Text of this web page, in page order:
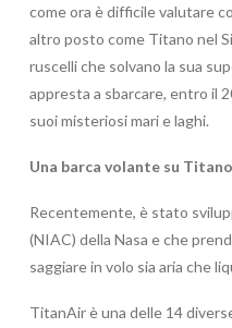
come ora è difficile valutare
altro posto come Titano nel
ruscelli che solvano la sua
appresta a sbarcare, entro il
suoi misteriosi mari e laghi.
Una barca volante su Titano
Recentemente, è stato
(NIAC) della Nasa e che
saggiare in volo sia aria che
TitanAir è una delle 14